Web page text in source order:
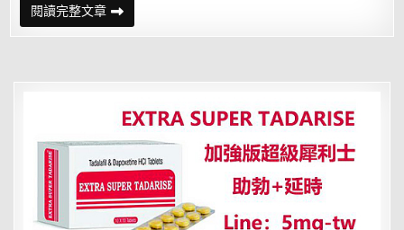
閱讀完整文章張
鑫
龍
條
小
妙
招